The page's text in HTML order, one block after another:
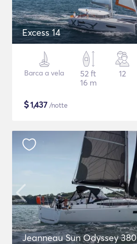
Excess 14
Barca a vela
52 ft
16 m
12
$1,437 /notte
Jeanneau Sun Odyssey 380